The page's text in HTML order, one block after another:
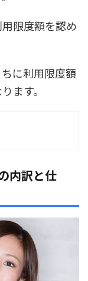
限度額を認め
に利用限度額
ます。
内訳と仕